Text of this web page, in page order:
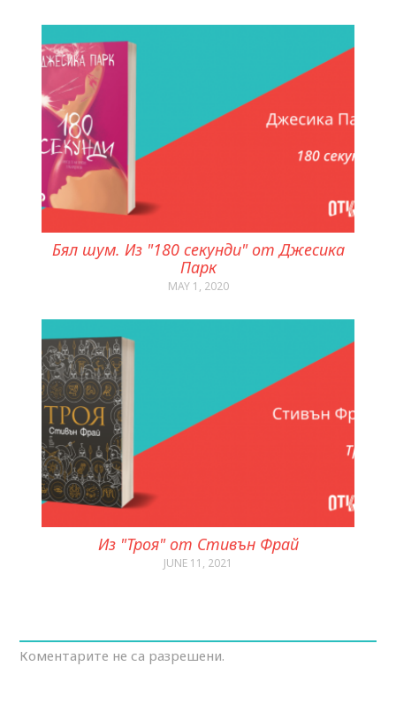
Бял шум. Из "180 секунди" от Джесика
Парк
MAY 1, 2020
Из "Троя" от Стивън Фрай
JUNE 11, 2021
Коментарите не са разрешени.